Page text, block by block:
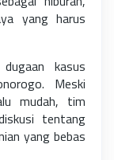
yang harus
kasus
Meski
mudah, tim
tentang
yang bebas